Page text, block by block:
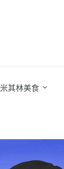
米其林美食